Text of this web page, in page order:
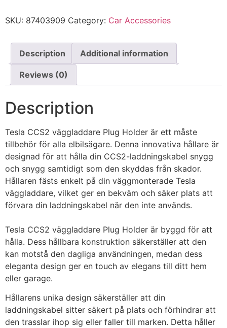
SKU: 87403909 Category: Car Accessories
Description Additional information
Reviews (0)
Description
Tesla CCS2 väggladdare Plug Holder är ett måste
tillbehör för alla elbilsägare. Denna innovativa hållare är
designad för att hålla din CCS2-laddningskabel snygg
och snygg samtidigt som den skyddas från skador.
Hållaren fästs enkelt på din väggmonterade Tesla
väggladdare, vilket ger en bekväm och säker plats att
förvara din laddningskabel när den inte används.
Tesla CCS2 väggladdare Plug Holder är byggd för att
hålla. Dess hållbara konstruktion säkerställer att den
kan motstå den dagliga användningen, medan dess
eleganta design ger en touch av elegans till ditt hem
eller garage.
Hållarens unika design säkerställer att din
laddningskabel sitter säkert på plats och förhindrar att
den trasslar ihop sig eller faller till marken. Detta håller